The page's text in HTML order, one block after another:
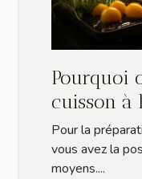
Pourquoi
cuisson à
Pour la
vous avez la
moyens....